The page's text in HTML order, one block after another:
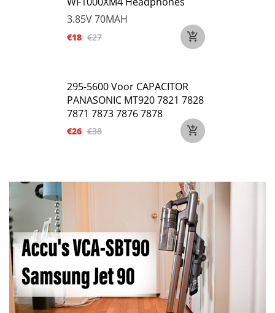
3.85V70MAH
€18 €27
295-5600 Voor CAPACITOR
PANASONIC MT920 7821 7828
7871 7873 7876 7878
€26 €38